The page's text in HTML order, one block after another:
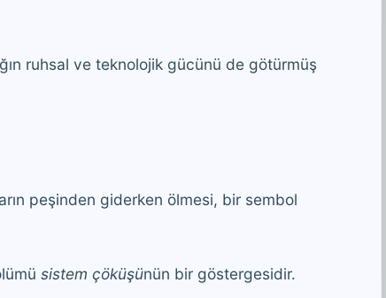
ruhsal ve teknolojik gücünü de götürmüş
peşinden giderken ölmesi, bir sembol
sistem çöküşünün bir göstergesidir.